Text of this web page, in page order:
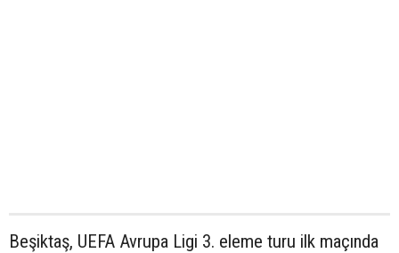
Beşiktaş, UEFA Avrupa Ligi 3. eleme turu ilk maçında